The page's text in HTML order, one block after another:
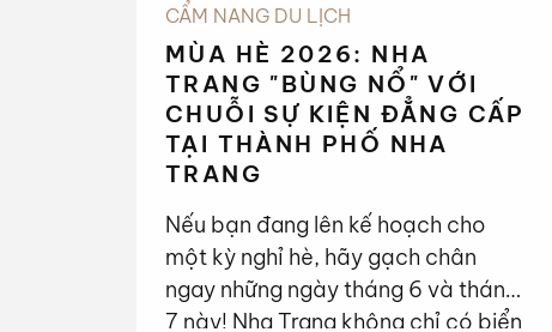
CẨM NANG DU LỊCH
MÙA HÈ 2026: NHA
TRANG "BÙNG NỔ" VỚI
CHUỖI SỰ KIỆN ĐẲNG CẤP
TẠI THÀNH PHỐ NHA
TRANG
Nếu bạn đang lên kế hoạch cho
một kỳ nghỉ hè, hãy gạch chân
ngay những ngày tháng 6 và tháng
7 này! Nha Trang không chỉ có biển